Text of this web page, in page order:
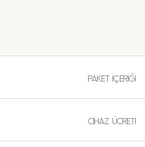
PAKET İÇERİĞİ
CİHAZ ÜCRETİ